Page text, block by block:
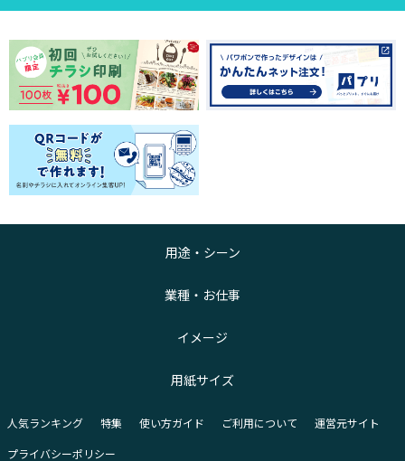
用途・シーン
業種・お仕事
イメージ
用紙サイズ
人気ランキング 特集 使い方ガイド ご利用について
運営元サイト
プライバシーポリシー